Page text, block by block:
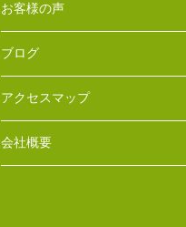
お客様の声
ブログ
アクセスマップ
会社概要